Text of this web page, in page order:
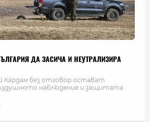
ДА ЗАСИЧА И НЕУТРАЛИЗИРА
Кардам без отговор остават
наблюдение и защитата